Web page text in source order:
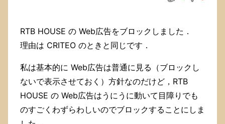
RTB HOUSE の Web広告をブロックしました．
理由は CRITEO のときと同じです．
私は基本的に Web広告は普通に見る（ブロックし
ないで表示させておく）方針なのだけど，RTB
HOUSE の Web広告はうにうに動いて目障りでも
のすごくわずらわしいのでブロックすることにしま